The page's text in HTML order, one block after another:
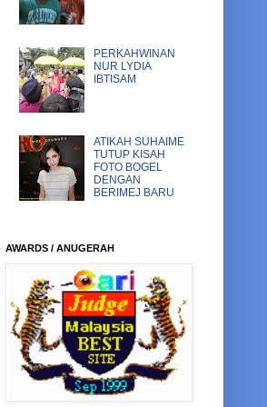
PERKAHWINAN
NUR LYDIA
IBTISAM
ATIKAH SUHAIME
TUTUP KISAH
FOTO BOGEL
DENGAN
BERIMEJ BARU
AWARDS / ANUGERAH